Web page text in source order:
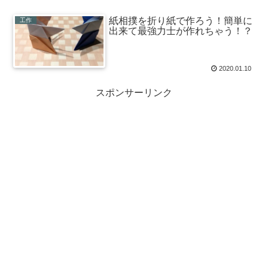
工作
紙相撲を折り紙で作ろう！簡単に
出来て最強力士が作れちゃう！？
2020.01.10
スポンサーリンク